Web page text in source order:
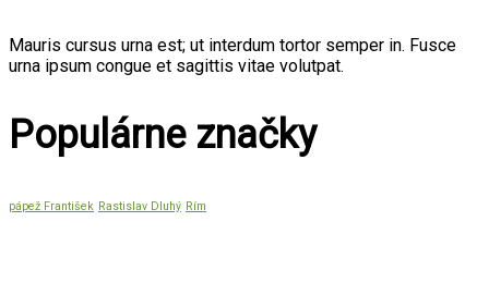
Mauris cursus urna est; ut interdum tortor semper in. Fusce
urna ipsum congue et sagittis vitae volutpat.
Populárne značky
pápež František Rastislav Dluhý Rím